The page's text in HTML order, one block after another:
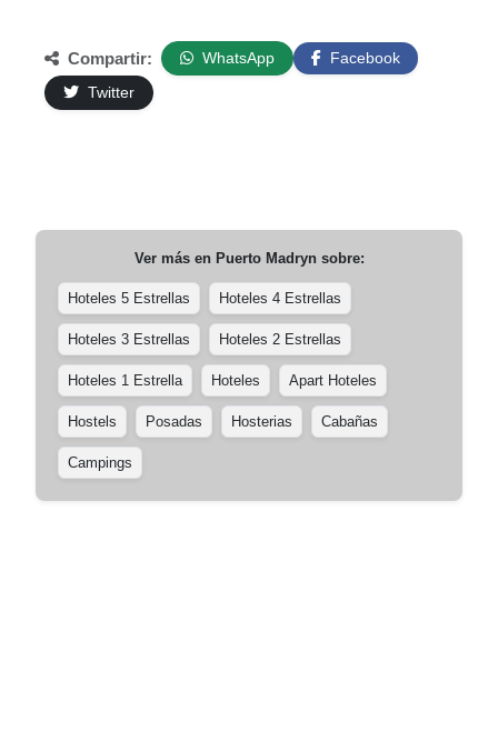
Compartir: WhatsApp
Facebook
Twitter
Ver más en Puerto Madrynsobre:
Hoteles 5 Estrellas Hoteles 4 Estrellas
Hoteles 3 Estrellas Hoteles 2 Estrellas
Hoteles 1 Estrella Hoteles Apart Hoteles
Hostels Posadas Hosterias Cabañas
Campings